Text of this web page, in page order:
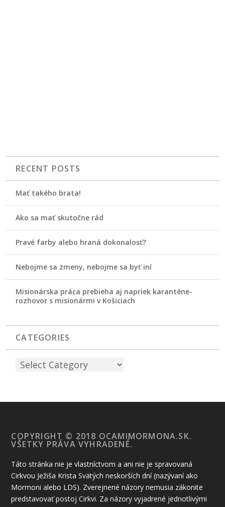
RECENT POSTS
Mať takého brata!
Ako sa mať skutočne rád
Pravé farby alebo hraná dokonalosť?
Nebojme sa zmeny, nebojme sa byť iní
Misionárska práca prebieha aj napriek karanténe-
rozhovor s misionármi v Košiciach
CATEGORIES
COPYRIGHT © 2018 OCAMIMORMONA.SK.
VŠETKY PRÁVA VYHRADENÉ.
Táto stránka nie je vlastníctvom a ani nie je spravovaná
Cirkvou Ježiša Krista Svätých neskorších dní (nazývaní ako
Mormoni alebo LDS). Zverejnené názory nemusia zákonite
predstavovať postoj Cirkvi. Za názory vyjadrené jednotlivými